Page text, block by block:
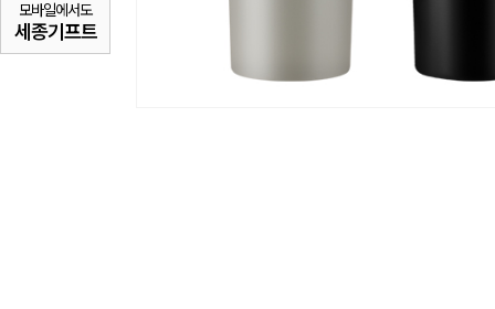
모바일에서도
세종기프트